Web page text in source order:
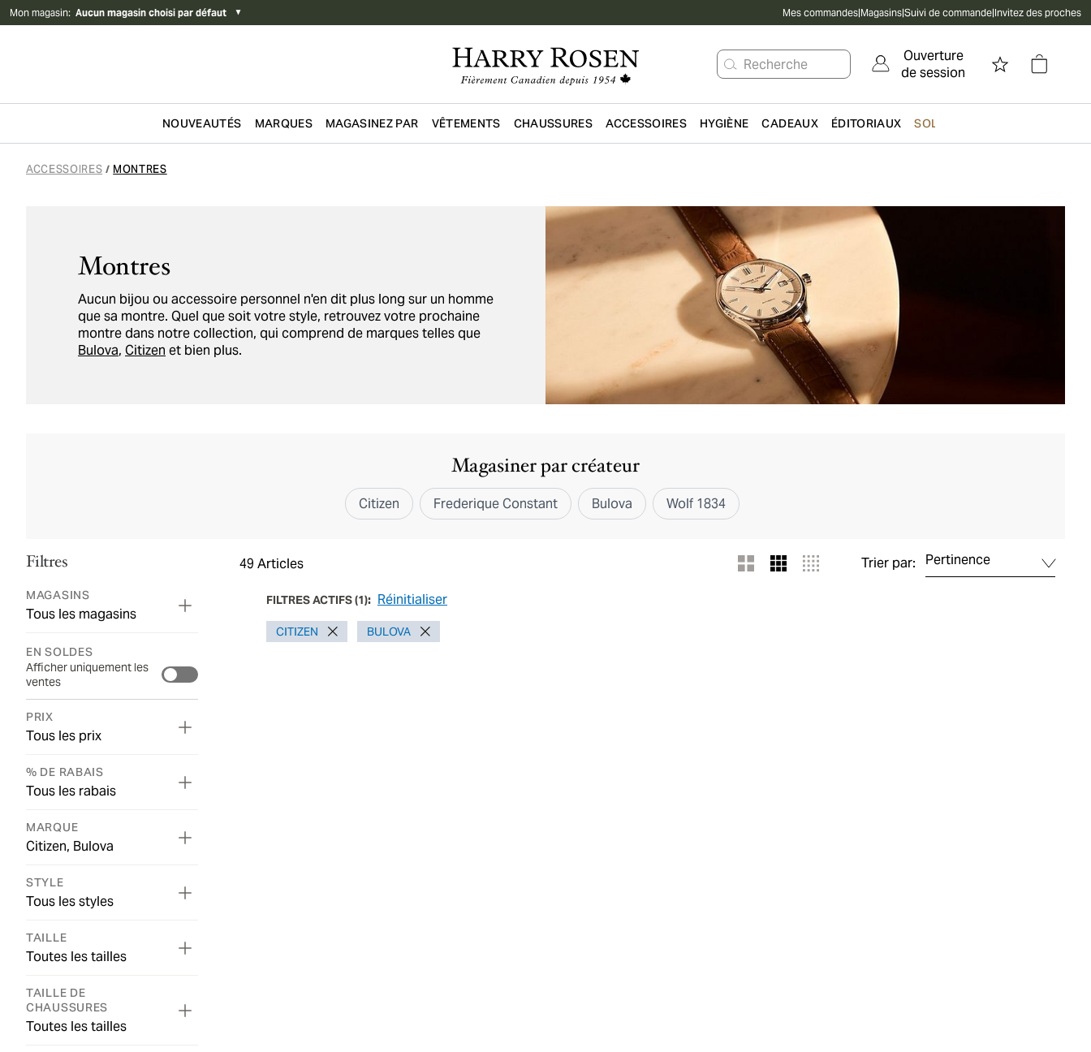
Mon magasin: Aucun magasin choisi par défaut ▼ Mes commandes|Magasins|Suivi de commande|Invitez des proches
Recherche
Ouverture
de session
Passer au contenu principal
NOUVEAUTÉS MARQUES MAGASINEZ PAR VÊTEMENTS CHAUSSURES ACCESSOIRES HYGIÈNE CADEAUX ÉDITORIAUX SOLDES
ACCESSOIRES / MONTRES
Montres
Aucun bijou ou accessoire personnel n'en dit plus long sur un homme
que sa montre. Quel que soit votre style, retrouvez votre prochaine
montre dans notre collection, qui comprend de marques telles que
Bulova, Citizen et bien plus.
Magasiner par créateur
Citizen Frederique Constant Bulova Wolf 1834
49 Articles Trier par: Pertinence
Filtres
MAGASINS
Tous les magasins
EN SOLDES
Afficher uniquement les
ventes
PRIX
Tous les prix
% DE RABAIS
Tous les rabais
MARQUE
Citizen, Bulova
STYLE
Tous les styles
TAILLE
Toutes les tailles
TAILLE DE
CHAUSSURES
Toutes les tailles
FILTRES ACTIFS(1): Réinitialiser
CITIZEN BULOVA